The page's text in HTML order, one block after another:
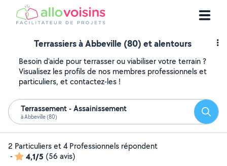
Terrassiers à Abbeville (80) et alentours
Besoin d'aide pour terrasser ou viabiliser votre terrain ?
Visualisez les profils de nos membres professionnels et
particuliers, et contactez-les !
Terrassement - Assainissement
à Abbeville (80)
2 Particuliers et 4 Professionnels répondent
-
4,1/5 (56 avis)